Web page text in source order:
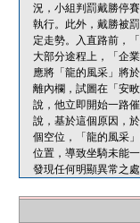
況，小組判罰戴勝停
執行。此外，戴勝被
定走勢。入直路前，
大部分途程上，「企
應將「龍的風采」將
離內欄，試圖在「安
說，他立即開始一路
說，基於這個原因，
個空位，「龍的風采
位置，導致坐騎未能
發現任何明顯異常之